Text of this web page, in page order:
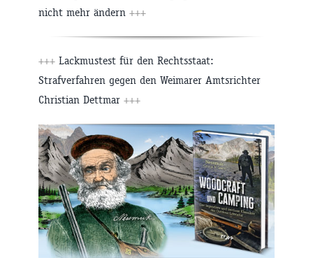
nicht mehr ändern +++
+++ Lackmustest für den Rechtsstaat:
Strafverfahren gegen den Weimarer Amtsrichter
Christian Dettmar +++